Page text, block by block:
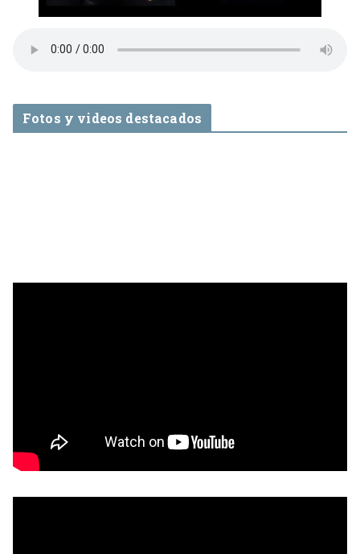
Fotos y videos destacados